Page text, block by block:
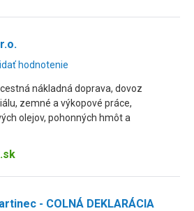
hodnotenie
nákladná doprava, dovoz
zemné a výkopové práce,
olejov, pohonných hmôt a
- COLNÁ DEKLARÁCIA